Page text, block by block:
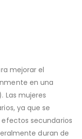
mejorar el
en una
Las mujeres
ya que se
secundarios
duran de